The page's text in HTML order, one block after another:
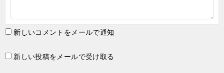
新しいコメントをメールで通知
新しい投稿をメールで受け取る